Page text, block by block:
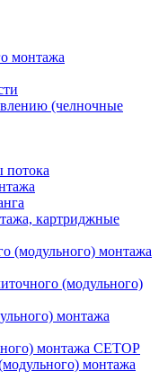
монтажа
(челночные
потока
картриджные
(модульного) монтажa
(модульного)
монтажа
монтажа CETOP
монтажа